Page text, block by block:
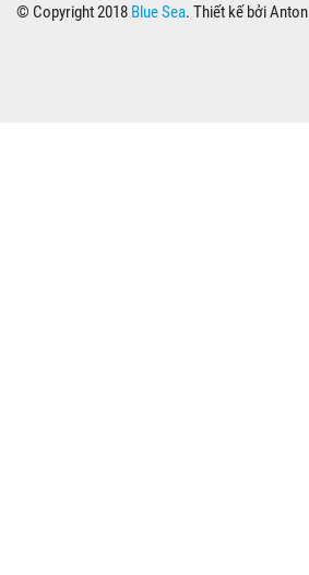
© Copyright 2018 Blue Sea. Thiết kế bởi Anton